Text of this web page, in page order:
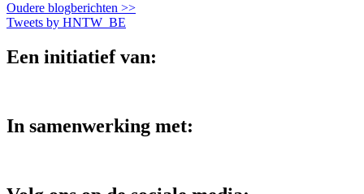
Oudere blogberichten >>
Tweets by HNTW_BE
Een initiatief van:
In samenwerking met: